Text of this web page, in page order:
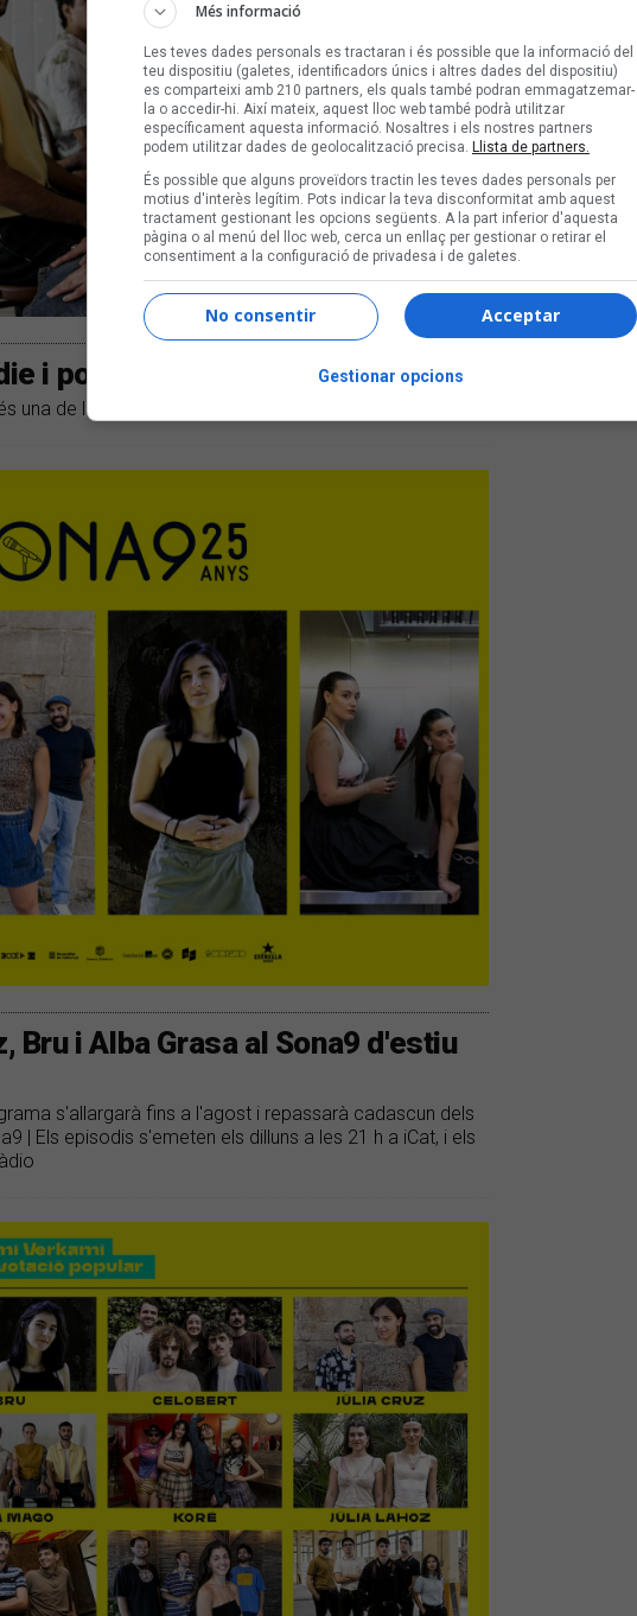
i pop-rock al Sona9 2025
una de les propostes semifinalistes del #25Sona9
Bru i Alba Grasa al Sona9 d'estiu
s'allargarà fins a l'agost i repassarà cadascun dels
| Els episodis s'emeten els dilluns a les 21 h a iCat, i els
Més informació
Les teves dades personals es tractaran i és possible que la informació del
teu dispositiu (galetes, identificadors únics i altres dades del dispositiu)
es comparteixi amb 210 partners, els quals també podran emmagatzemar-
la o accedir-hi. Així mateix, aquest lloc web també podrà utilitzar
específicament aquesta informació. Nosaltres i els nostres partners
podem utilitzar dades de geolocalització precisa. Llista de partners.
És possible que alguns proveïdors tractin les teves dades personals per
motius d'interès legítim. Pots indicar la teva disconformitat amb aquest
tractament gestionant les opcions següents. A la part inferior d'aquesta
pàgina o al menú del lloc web, cerca un enllaç per gestionar o retirar el
consentiment a la configuració de privadesa i de galetes.
Acceptar
No consentir
Gestionar opcions